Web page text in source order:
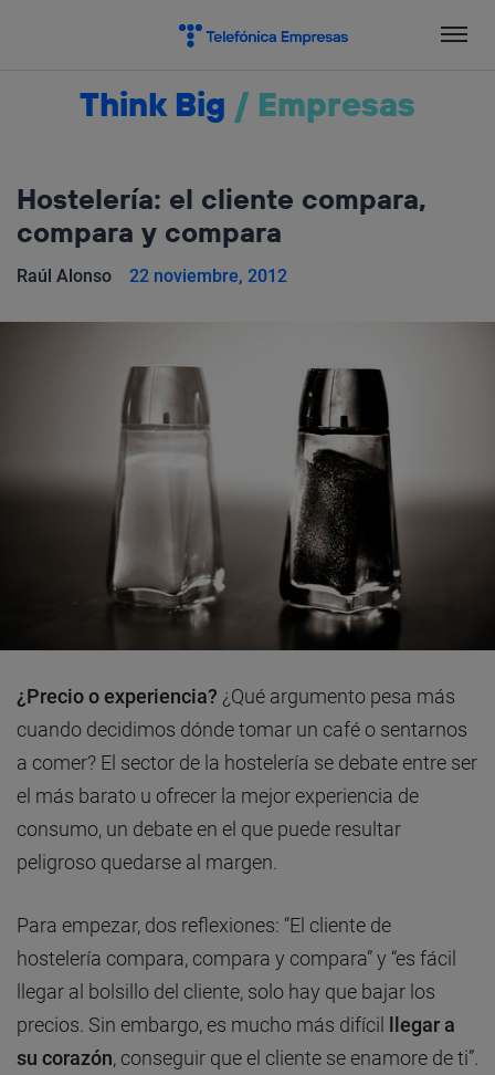
Think Big / Empresas
Hostelería: el cliente compara,
compara y compara
Raúl Alonso 22 noviembre, 2012
¿Precio o experiencia? ¿Qué argumento pesa más
cuando decidimos dónde tomar un café o sentarnos
a comer? El sector de la hostelería se debate entre ser
el más barato u ofrecer la mejor experiencia de
consumo, un debate en el que puede resultar
peligroso quedarse al margen.
Para empezar, dos reflexiones: “El cliente de
hostelería compara, compara y compara” y “es fácil
llegar al bolsillo del cliente, solo hay que bajar los
precios. Sin embargo, es mucho más difícil
llegar a
su corazón, conseguir que el cliente se enamore de ti”.